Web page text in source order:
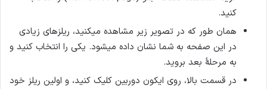
کنید.
همان طور که در تصویر زیر مشاهده میکنید، ریلزهای زیادی
در این صفحه به شما نشان داده میشود. یکی را انتخاب کنید و
به مرحلهٔ بعد بروید.
در قسمت بالا، روی ایکون دوربین کلیک کنید، و اولین ریلز خود